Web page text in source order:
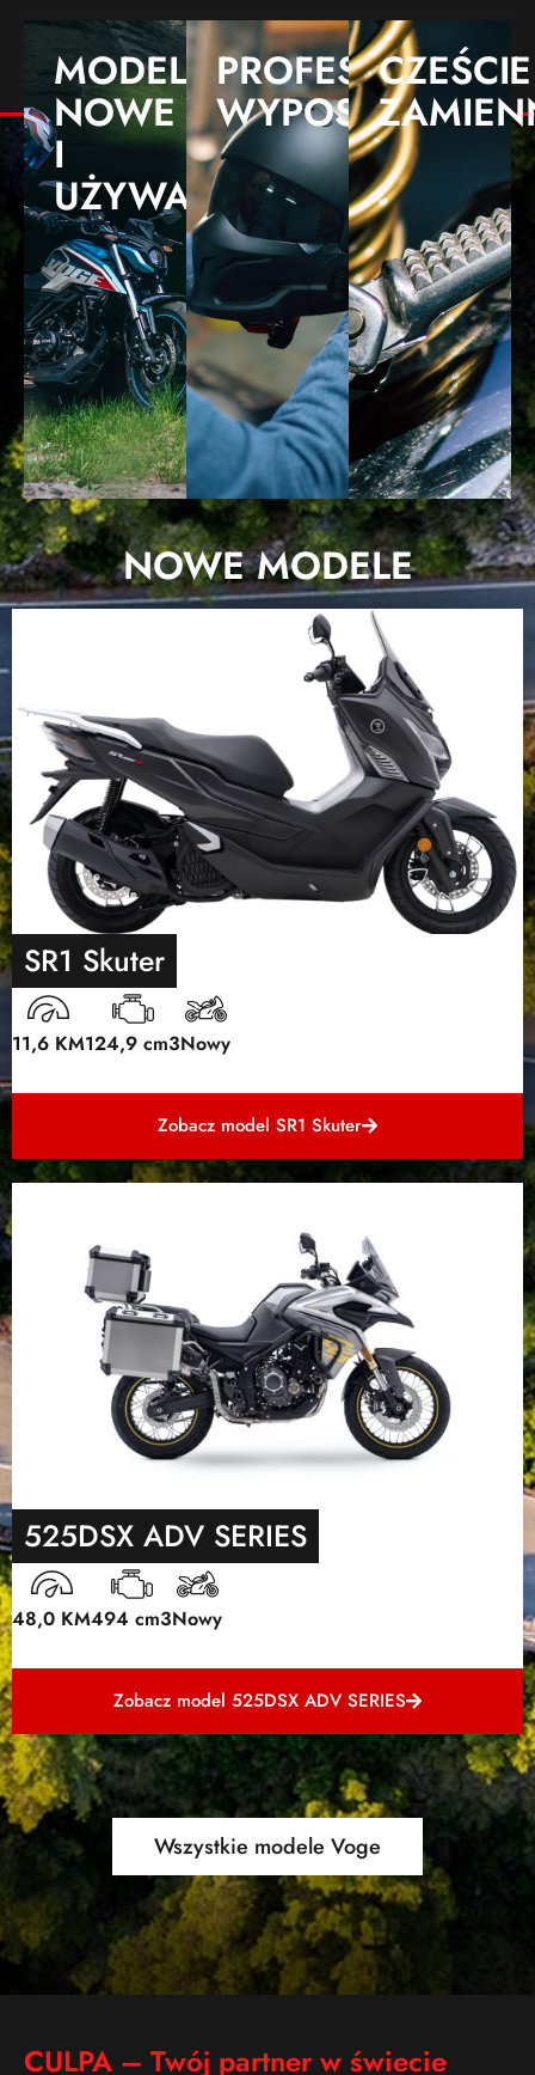
MODELE
NOWE
I
UŻYWANE
PROFESJONALNE
WYPOSAŻENIE
CZEŚCI
NOWE MODELE
SR1 Skuter
11,6 KM124,9 cm3Nowy
Zobacz model SR1 Skuter
525DSX ADV SERIES
48,0 KM494 cm3Nowy
Zobacz model 525DSX ADV SERIES
Wszystkie modele Voge
CULPA – Twój partner w świecie